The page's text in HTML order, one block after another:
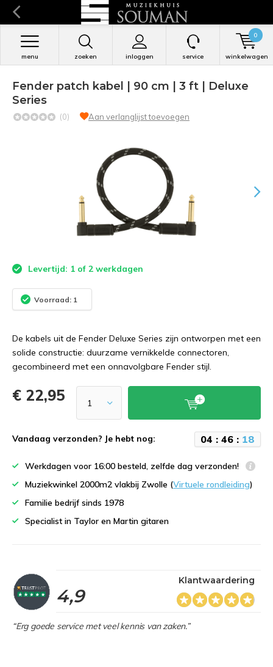
zoeken inloggen
menu service winkelwagen
0
Fender patch kabel | 90 cm | 3 ft | Deluxe
Series
(0) Aan verlanglijst toevoegen
Levertijd: 1 of 2 werkdagen
Voorraad: 1
De kabels uit de Fender Deluxe Series zijn ontworpen met een
solide constructie: duurzame vernikkelde connectoren,
gecombineerd met een onnavolgbare Fender stijl.
€ 22,95
Vandaag verzonden? Je hebt nog: 04 :46 : 17
Werkdagen voor 16:00 besteld, zelfde dag verzonden!
Muziekwinkel 2000m2 vlakbij Zwolle (Virtuele rondleiding)
Familie bedrijf sinds 1978
Specialist in Taylor en Martin gitaren
4,9
Klantwaardering
“Erg goede service met veel kennis van zaken.”